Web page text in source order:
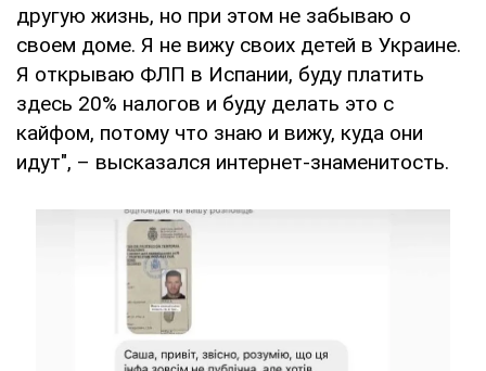
другую жизнь, но при этом не забываю о
своем доме. Я не вижу своих детей в Украине.
Я открываю ФЛП в Испании, буду платить
здесь 20% налогов и буду делать это с
кайфом, потому что знаю и вижу, куда они
идут", – высказался интернет-знаменитость.